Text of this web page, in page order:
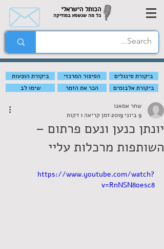
הכותל הישראלי
כל מה שנשמע במוזיקה
ביקורת הופעות הסיפור המרכזי
ביקורת סינגלים
שימו לב
הכר את הזמר ביקורת אלבומים
יונתן כנען ונעם פרתום –
השותפות מרכלות עליי
שחר אמאנו
9 ביוני 2019
זמן קריאה 1 דקות
https://www.youtube.com/watch?
v=RnNSN8oesc8